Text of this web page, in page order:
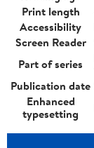
Print length
Accessibility
Screen Reader
Part of series
Publication date
Enhanced
typesetting